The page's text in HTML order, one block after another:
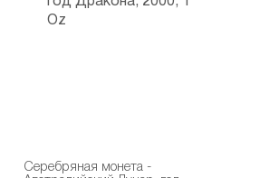
Серебряная монета -